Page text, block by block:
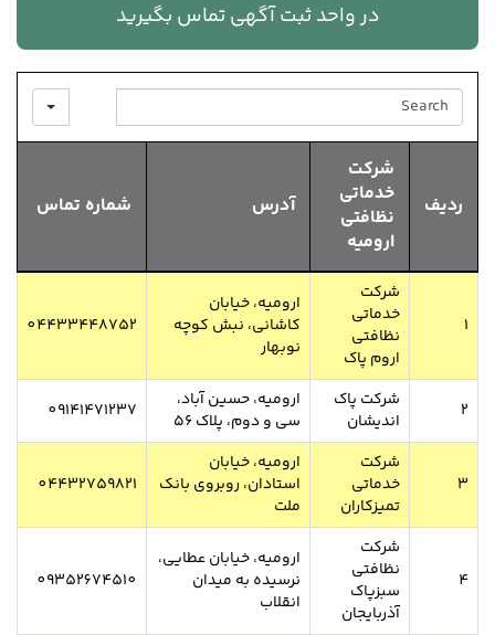
در واحد ثبت آگهی تماس بگیرید
SEARCH
ردیف
شرکت
خدماتی
نظافتی
ارومیه
آدرس شماره تماس
1
شرکت
خدماتی
نظافتی
اروم پاک
ارومیه، خیابان
کاشانی، نبش کوچه
نوبهار
04433448752
2
شرکت پاک
اندیشان
ارومیه، حسین آباد،
سی و دوم، ​پلاک ۵۶
09141471237
3
شرکت
خدماتی
تمیزکاران
ارومیه، خیابان
استادان، روبروی بانک
ملت
04432759821
4
شرکت
نظافتی
سبزپاک
آذربایجان
ارومیه، خیابان عطایی،
نرسیده به میدان
انقلاب
09352674510